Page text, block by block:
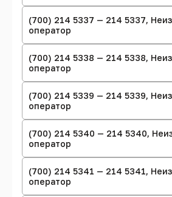
(700) 214 5337 — 214 5337,
оператор
(700) 214 5338 — 214 5338,
оператор
(700) 214 5339 — 214 5339,
оператор
(700) 214 5340 — 214 5340,
оператор
(700) 214 5341 — 214 5341,
оператор